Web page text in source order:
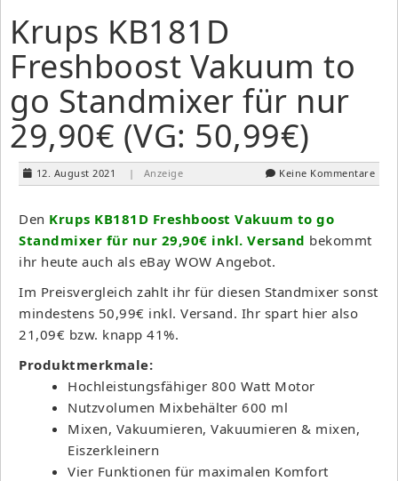
Krups KB181D
Freshboost Vakuum to
go Standmixer für nur
29,90€ (VG: 50,99€)
12. August 2021 | Anzeige Keine Kommentare
Den Krups KB181D Freshboost Vakuum to go
Standmixer für nur 29,90€ inkl. Versand bekommt
ihr heute auch als eBay WOW Angebot.
Im Preisvergleich zahlt ihr für diesen Standmixer sonst
mindestens 50,99€ inkl. Versand. Ihr spart hier also
21,09€ bzw. knapp 41%.
Produktmerkmale:
Hochleistungsfähiger 800 Watt Motor
Nutzvolumen Mixbehälter 600 ml
Mixen, Vakuumieren, Vakuumieren & mixen,
Eiszerkleinern
Vier Funktionen für maximalen Komfort